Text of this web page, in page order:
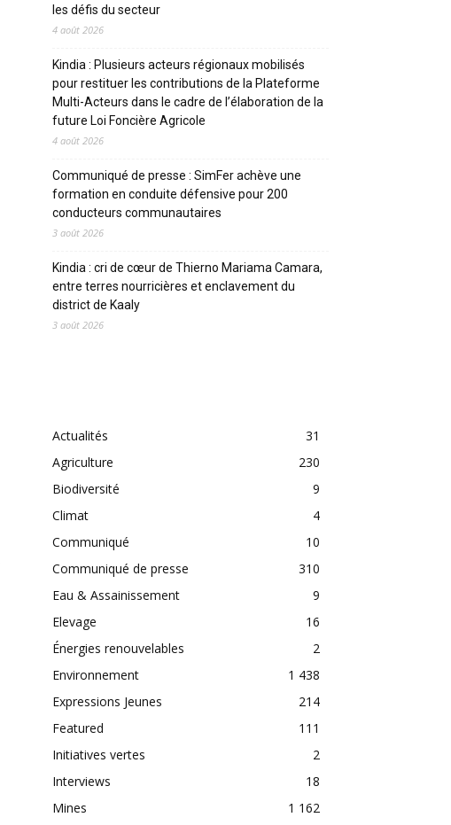
les défis du secteur
4 août 2026
Kindia : Plusieurs acteurs régionaux mobilisés
pour restituer les contributions de la Plateforme
Multi-Acteurs dans le cadre de l’élaboration de la
future Loi Foncière Agricole
4 août 2026
Communiqué de presse : SimFer achève une
formation en conduite défensive pour 200
conducteurs communautaires
3 août 2026
Kindia : cri de cœur de Thierno Mariama Camara,
entre terres nourricières et enclavement du
district de Kaaly
3 août 2026
Actualités
31
Agriculture
230
Biodiversité
9
Climat
4
Communiqué
10
Communiqué de presse
310
Eau & Assainissement
9
Elevage
16
Énergies renouvelables
2
Environnement
1 438
Expressions Jeunes
214
Featured
111
Initiatives vertes
2
Interviews
18
Mines
1 162